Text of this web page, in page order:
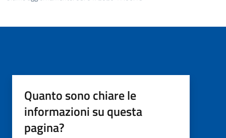
Quanto sono chiare le
informazioni su questa
pagina?